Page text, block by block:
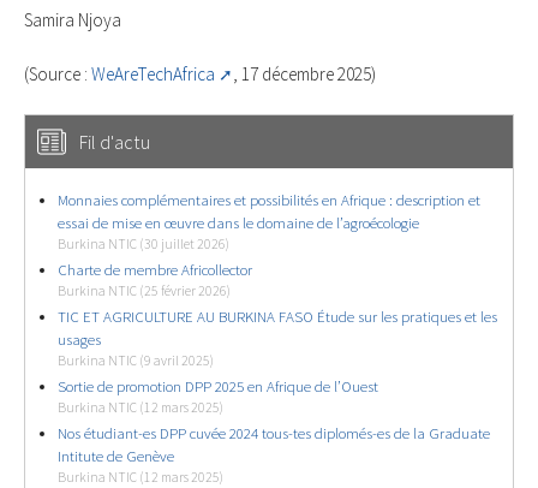
Samira Njoya
(Source : WeAreTechAfrica , 17 décembre 2025)
Fil d'actu
Monnaies complémentaires et possibilités en Afrique : description et
essai de mise en œuvre dans le domaine de l’agroécologie
Burkina NTIC (30 juillet 2026)
Charte de membre Africollector
Burkina NTIC (25 février 2026)
TIC ET AGRICULTURE AU BURKINA FASO Étude sur les pratiques et les
usages
Burkina NTIC (9 avril 2025)
Sortie de promotion DPP 2025 en Afrique de l’Ouest
Burkina NTIC (12 mars 2025)
Nos étudiant-es DPP cuvée 2024 tous-tes diplomés-es de la Graduate
Intitute de Genève
Burkina NTIC (12 mars 2025)